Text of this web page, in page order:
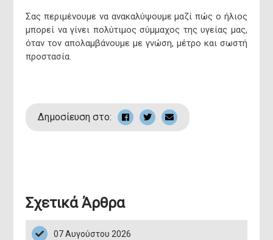
Σας περιμένουμε να ανακαλύψουμε μαζί πώς ο ήλιος
μπορεί να γίνει πολύτιμος σύμμαχος της υγείας μας,
όταν τον απολαμβάνουμε με γνώση, μέτρο και σωστή
προστασία.
Δημοσίευση στο:
Σχετικά Άρθρα
07 Αυγούστου 2026